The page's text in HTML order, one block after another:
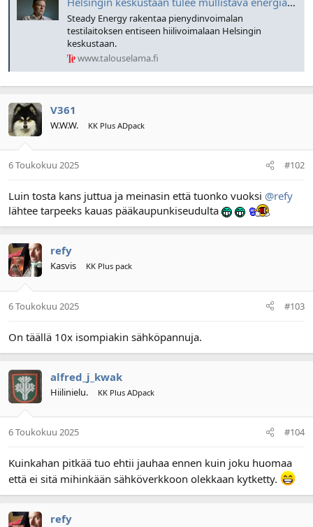
o
a
j
ä
Steady Energy rakentaa pienydinvoimalan
testilaitoksen entiseen hiilivoimalaan Helsingin
keskustaan.
www.talouselama.fi
V361
W.W.W. KK Plus ADpack
6 Toukokuu 2025 #102
Luin tosta kans juttua ja meinasin että tuonko vuoksi @refy
lähtee tarpeeks kauas pääkaupunkiseudulta
refy
Kasvis KK Plus pack
6 Toukokuu 2025 #103
On täällä 10x isompiakin sähköpannuja.
alfred_j_kwak
Hiilinielu. KK Plus ADpack
6 Toukokuu 2025 #104
Kuinkahan pitkää tuo ehtii jauhaa ennen kuin joku huomaa
että ei sitä mihinkään sähköverkkoon olekkaan kytketty.
refy